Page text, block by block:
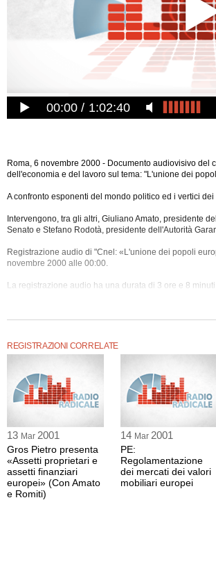
00:00 1:02:40
Roma, 6 novembre 2000 - Documento audiovisivo
dell'economia e del lavoro sul tema: "L'unione dei
A confronto esponenti del mondo politico ed i vertici
Intervengono, tra gli altri, Giuliano Amato, presidente
Senato e Stefano Rodotà, presidente dell'Autorità
Registrazione audio di "Cnel: «L'unione dei popoli
novembre 2000 alle 00:00.
La registrazione audio ha una durata di 3 ore e 8 minuti.
REGISTRAZIONI CORRELATE
13 Mar 2001
Gros Pietro presenta
«Assetti proprietari e
assetti finanziari
europei» (Con Amato
e Romiti)
14 Mar 2001
PE:
Regolamentazione
dei mercati dei valori
mobiliari europei